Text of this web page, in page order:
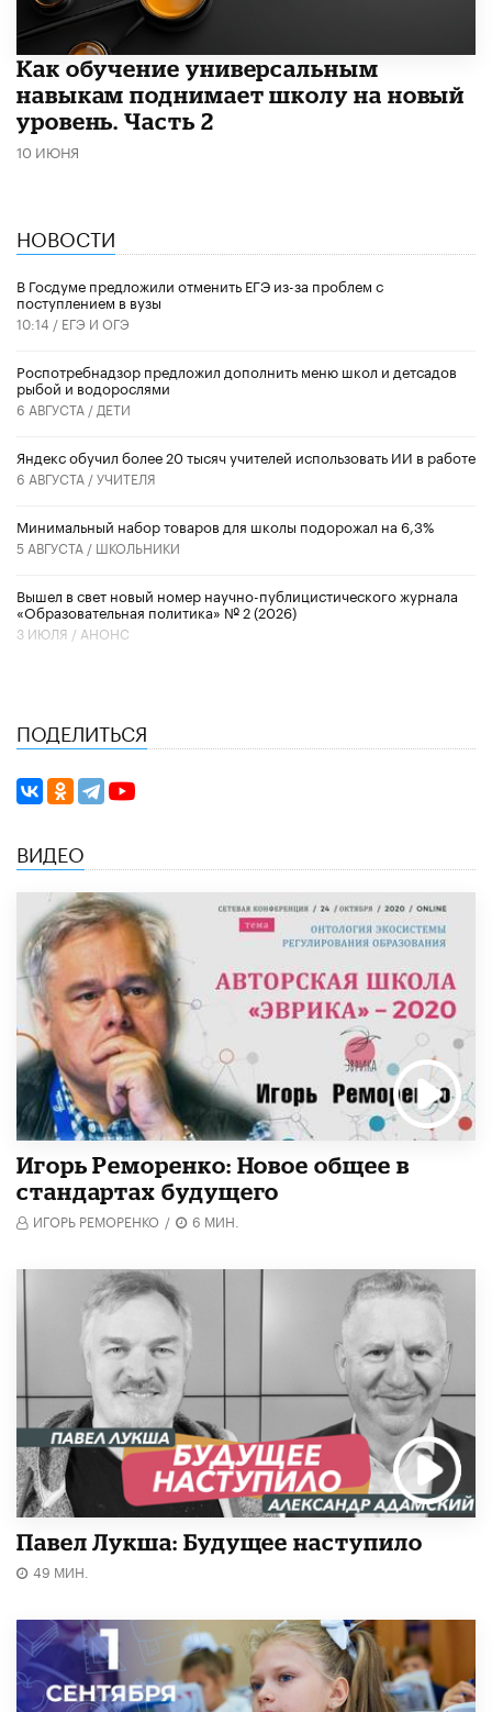
​Как обучение универсальным
навыкам поднимает школу на новый
уровень. Часть 2
10 ИЮНЯ
НОВОСТИ
В Госдуме предложили отменить ЕГЭ из-за проблем с
поступлением в вузы
10:14 / ЕГЭ И ОГЭ
Роспотребнадзор предложил дополнить меню школ и детсадов
рыбой и водорослями
6 АВГУСТА / ДЕТИ
​Яндекс обучил более 20 тысяч учителей использовать ИИ в работе
6 АВГУСТА /УЧИТЕЛЯ
Минимальный набор товаров для школы подорожал на 6,3%
5 АВГУСТА / ШКОЛЬНИКИ
Вышел в свет новый номер научно-публицистического журнала
«Образовательная политика» № 2 (2026)
3 ИЮЛЯ / АНОНС
ПОДЕЛИТЬСЯ
ВИДЕО
Игорь Реморенко: Новое общее в
стандартах будущего
ИГОРЬ РЕМОРЕНКО / 6 МИН.
Павел Лукша: Будущее наступило
49 МИН.